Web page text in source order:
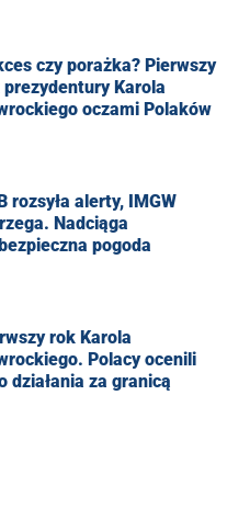
czy porażka? Pierwszy
Karola
oczami Polaków
rozsyła alerty, IMGW
Nadciąga
pogoda
rok Karola
Polacy ocenili
działania za granicą